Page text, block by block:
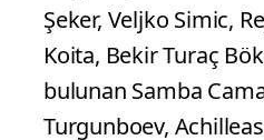
Şeker, Veljko Simic,
Koita, Bekir Turaç
bulunan Samba
Turgunboev,